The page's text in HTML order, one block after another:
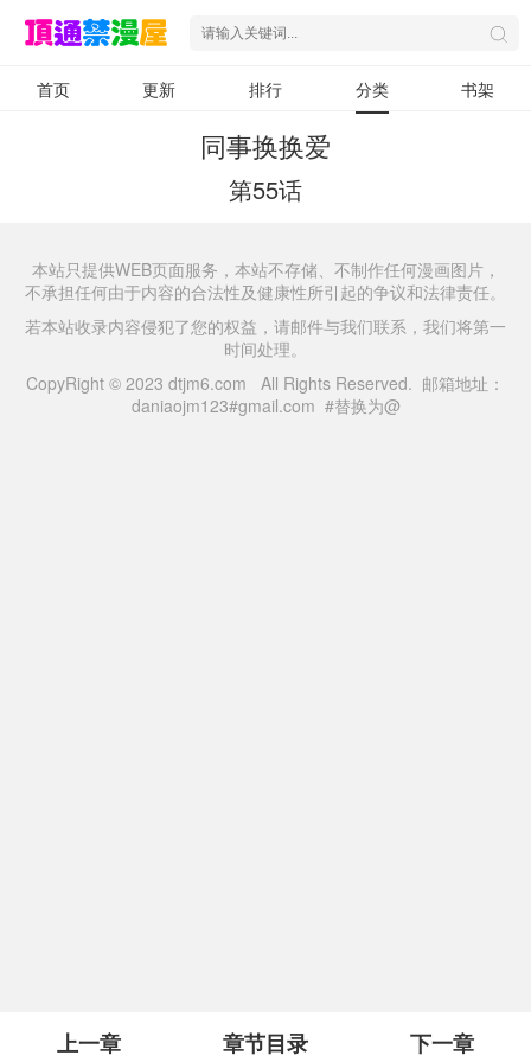
首页 更新 排行 分类 书架
同事换换爱
第55话
上一章 章节目录 下一章
本站只提供WEB页面服务，本站不存储、不制作任何漫画图片，
不承担任何由于内容的合法性及健康性所引起的争议和法律责任。
若本站收录内容侵犯了您的权益，请邮件与我们联系，我们将第一
时间处理。
CopyRight © 2023 dtjm6.com All Rights Reserved. 邮箱地址：
daniaojm123#gmail.com #替换为@